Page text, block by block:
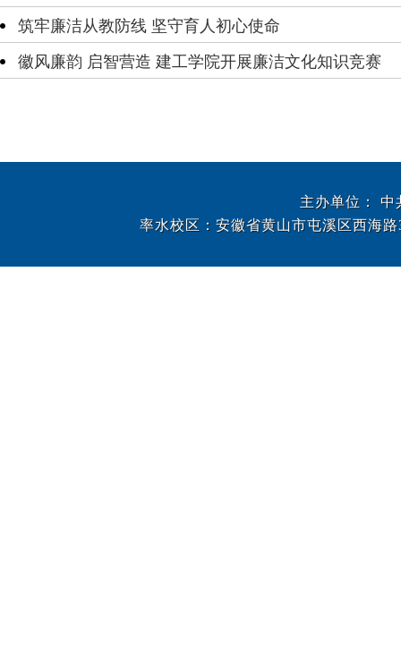
筑牢廉洁从教防线 坚守育人初心使命
徽风廉韵 启智营造 建工学院开展廉洁文化知识竞赛
主办单位： 中
率水校区：安徽省黄山市屯溪区西海